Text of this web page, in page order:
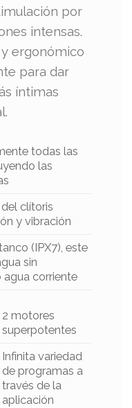
por
intensas.
ergonómico
para dar
íntimas
todas las
las
clítoris
y vibración
(IPX7), este
sin
corriente
2 motores
superpotentes
Infinita variedad
de programas a
través de la
aplicación